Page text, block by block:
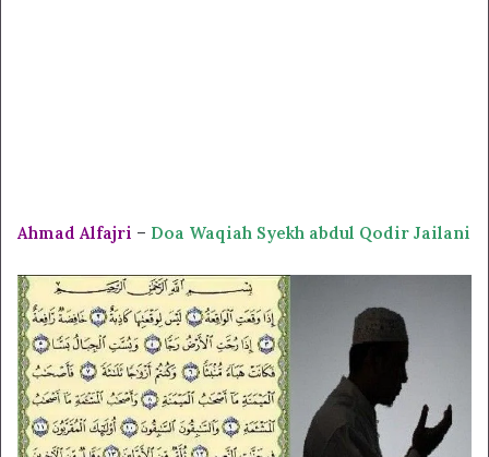
Ahmad Alfajri – Doa Waqiah Syekh abdul Qodir Jailani